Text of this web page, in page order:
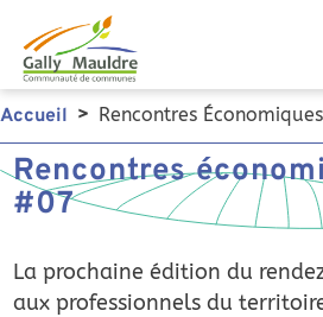
Accueil Rencontres
Rencontres
#07
La prochaine édition du
aux professionnels du